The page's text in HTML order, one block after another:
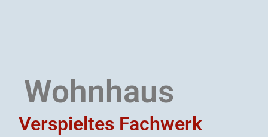
Wohnhaus
Verspieltes Fachwerk